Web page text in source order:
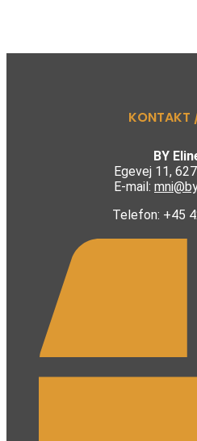
KONTAKT
BY
Egevej 11,
E-mail:
Telefon: +45